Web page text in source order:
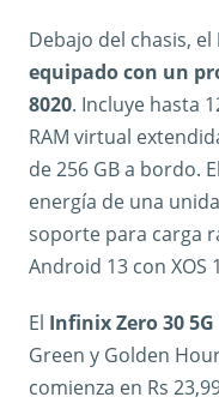
Debajo del chasis, el
equipado con un
8020. Incluye hasta
RAM virtual
de 256 GB a bordo.
energía de una
soporte para carga
Android 13 con XOS
El Infinix Zero 30 5G
Green y Golden
comienza en Rs